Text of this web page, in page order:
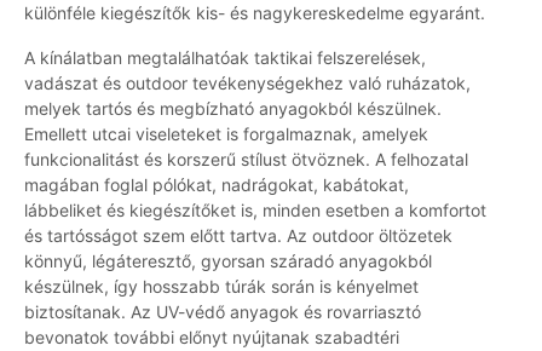
különféle kiegészítők kis- és nagykereskedelme egyaránt.
A kínálatban megtalálhatóak taktikai felszerelések,
vadászat és outdoor tevékenységekhez való ruházatok,
melyek tartós és megbízható anyagokból készülnek.
Emellett utcai viseleteket is forgalmaznak, amelyek
funkcionalitást és korszerű stílust ötvöznek. A felhozatal
magában foglal pólókat, nadrágokat, kabátokat,
lábbeliket és kiegészítőket is, minden esetben a komfortot
és tartósságot szem előtt tartva. Az outdoor öltözetek
könnyű, légáteresztő, gyorsan száradó anyagokból
készülnek, így hosszabb túrák során is kényelmet
biztosítanak. Az UV-védő anyagok és rovarriasztó
bevonatok további előnyt nyújtanak szabadtéri